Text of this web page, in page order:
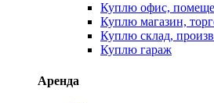
Куплю офис,
Куплю магазин,
Куплю склад,
Куплю гараж
Аренда